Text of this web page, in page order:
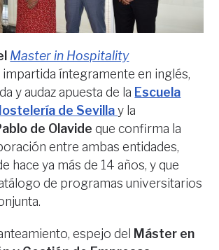
Master in Hospitality
impartida íntegramente en inglés,
y audaz apuesta de la Escuela
de Sevillay la
de Olavide que confirma la
entre ambas entidades,
hace ya más de 14 años, y que
de programas universitarios
espejo del Máster en